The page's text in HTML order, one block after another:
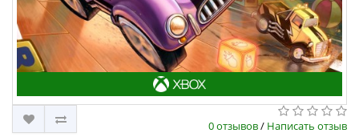
0 отзывов/ Написать отзыв